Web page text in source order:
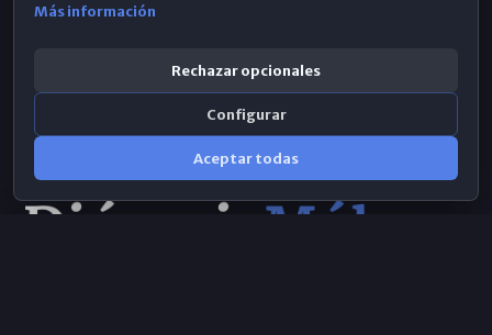
Más información
Rechazar opcionales
Configurar
Aceptar todas